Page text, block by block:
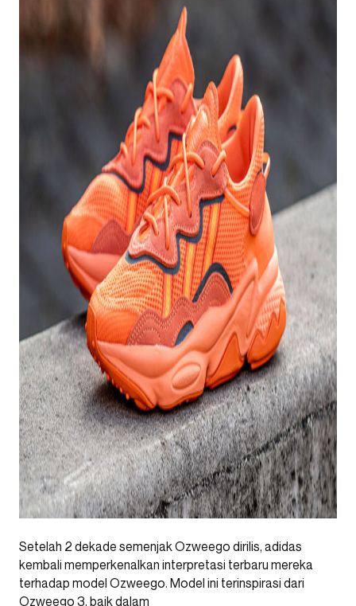
Setelah 2 dekade semenjak Ozweego dirilis, adidas
kembali memperkenalkan interpretasi terbaru mereka
terhadap model Ozweego. Model ini terinspirasi dari
Ozweego 3, baik dalam